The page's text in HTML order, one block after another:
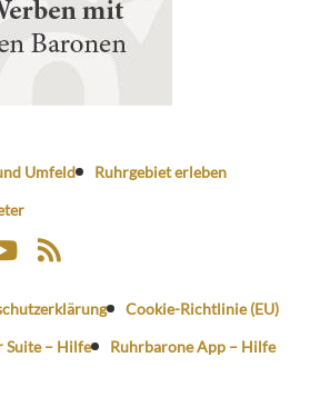
Umfeld
Ruhrgebiet erleben
Cookie-Richtlinie (EU)
Suite – Hilfe
Ruhrbarone App – Hilfe